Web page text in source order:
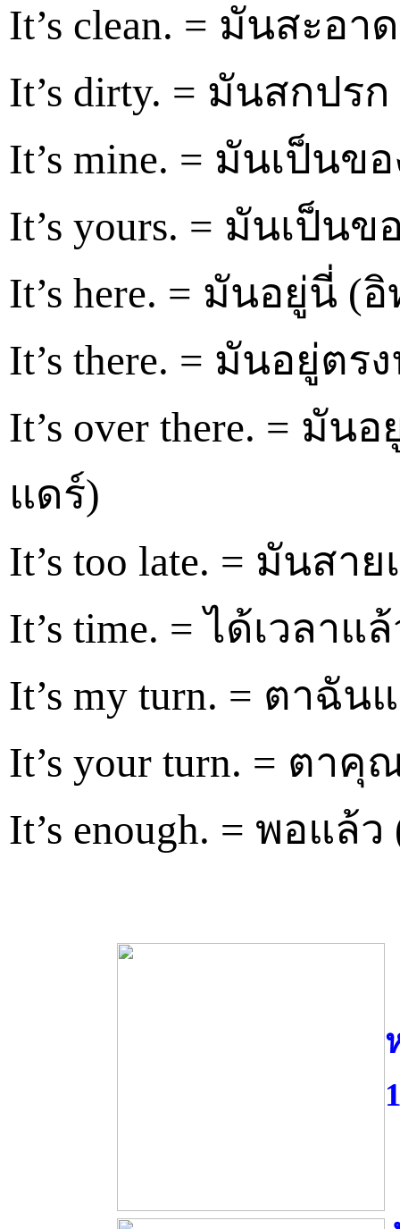
It’s clean. = มันสะอ
It’s dirty. = มันสกปร
It’s mine. = มันเป็น
It’s yours. = มันเป็น
It’s here. = มันอยู่นี่ (
It’s there. = มันอยู่ต
It’s over there. = มัน
แดร์)
It’s too late. = มันสา
It’s time. = ได้เวลา
It’s my turn. = ตาฉั
It’s your turn. = ตา
It’s enough. = พอแล้